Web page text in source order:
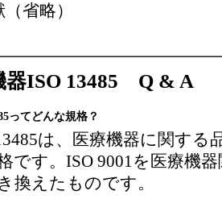
省略）
器ISO 13485 Q & A
ってどんな規格？
は、医療機器に関す
です。ISO 9001を医療機
換えたものです。